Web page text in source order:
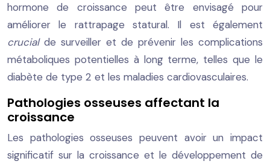
hormone de croissance peut être envisagé pour
améliorer le rattrapage statural. Il est également
crucial de surveiller et de prévenir les complications
métaboliques potentielles à long terme, telles que le
diabète de type 2 et les maladies cardiovasculaires.
Pathologies osseuses affectant la
croissance
Les pathologies osseuses peuvent avoir un impact
significatif sur la croissance et le développement de